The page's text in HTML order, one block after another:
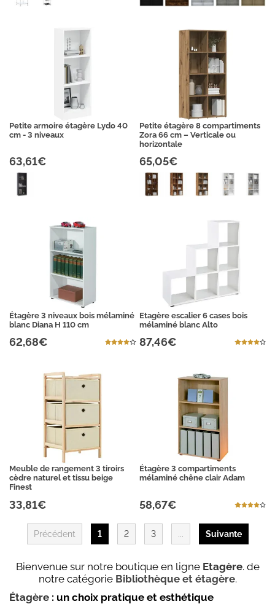
Petite armoire étagère Lydo 40
cm - 3 niveaux
63,61€
Petite étagère 8 compartiments
Zora 66 cm – Verticale ou
horizontale
65,05€
Étagère 3 niveaux bois mélaminé
blanc Diana H 110 cm
62,68€
Etagère escalier 6 cases bois
mélaminé blanc Alto
87,46€
Meuble de rangement 3 tiroirs
cèdre naturel et tissu beige
Finest
33,81€
Étagère 3 compartiments
mélaminé chêne clair Adam
58,67€
Précédent 1 2 3 ... Suivante
Bienvenue sur notre boutique en ligne Etagère. de
notre catégorie Bibliothèque et étagère.
Étagère : un choix pratique et esthétique